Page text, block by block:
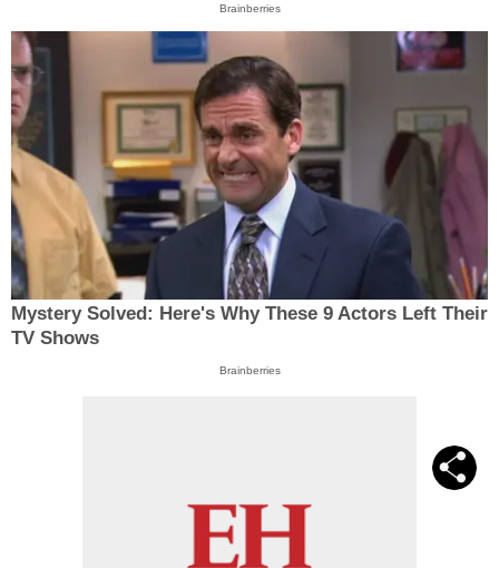
Brainberries
Mystery Solved: Here's Why These 9 Actors Left Their
TV Shows
Brainberries